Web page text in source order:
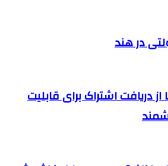
در هند
دریافت اشتراک برای قابلیت